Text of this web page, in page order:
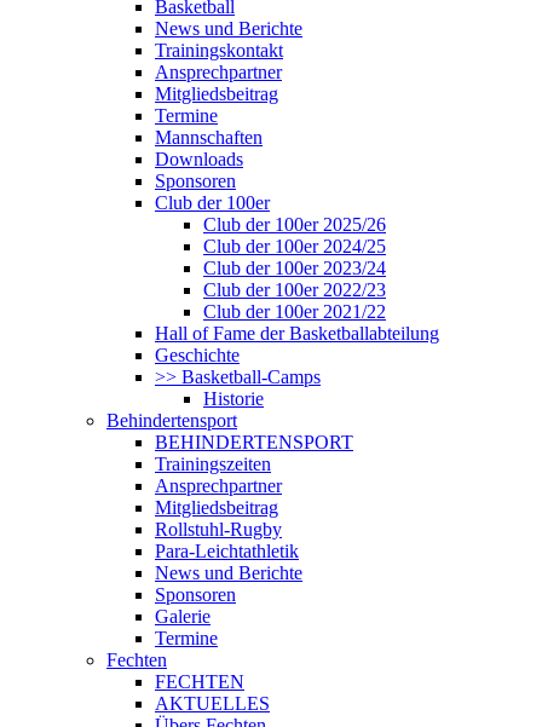
Basketball
News und Berichte
Trainingskontakt
Ansprechpartner
Mitgliedsbeitrag
Termine
Mannschaften
Downloads
Sponsoren
Club der 100er
Club der 100er 2025/26
Club der 100er 2024/25
Club der 100er 2023/24
Club der 100er 2022/23
Club der 100er 2021/22
Hall of Fame der Basketballabteilung
Geschichte
>> Basketball-Camps
Historie
Behindertensport
BEHINDERTENSPORT
Trainingszeiten
Ansprechpartner
Mitgliedsbeitrag
Rollstuhl-Rugby
Para-Leichtathletik
News und Berichte
Sponsoren
Galerie
Termine
Fechten
FECHTEN
AKTUELLES